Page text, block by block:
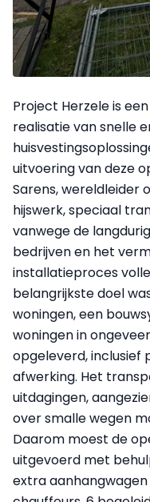
Project Herzele is
realisatie van snelle
uitvoering van deze
Sarens, wereldleider
hijswerk, speciaal
vanwege de
bedrijven en het
installatieproces
belangrijkste doel
woningen, een
woningen in
opgeleverd, inclusief
afwerking. Het
uitdagingen,
over smalle wegen
Daarom moest de
uitgevoerd met
extra